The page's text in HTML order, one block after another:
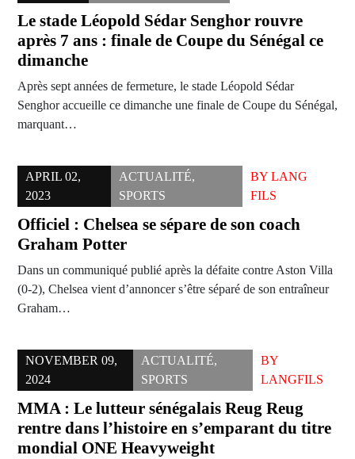
Le stade Léopold Sédar Senghor rouvre
après 7 ans : finale de Coupe du Sénégal ce
dimanche
Après sept années de fermeture, le stade Léopold Sédar
Senghor accueille ce dimanche une finale de Coupe du Sénégal,
marquant…
APRIL 02,
2023
ACTUALITÉ,
SPORTS
BY LANG
FILS
Officiel : Chelsea se sépare de son coach
Graham Potter
Dans un communiqué publié après la défaite contre Aston Villa
(0-2), Chelsea vient d’annoncer s’être séparé de son entraîneur
Graham…
NOVEMBER 09,
2024
ACTUALITÉ,
SPORTS
BY
LANGFILS
MMA : Le lutteur sénégalais Reug Reug
rentre dans l’histoire en s’emparant du titre
mondial ONE Heavyweight